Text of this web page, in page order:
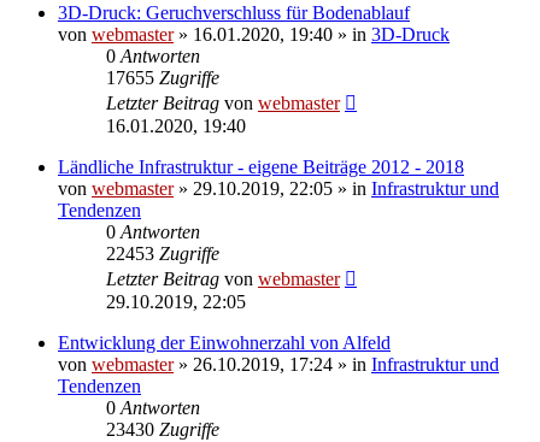
3D-Druck: Geruchverschluss für Bodenablauf
von webmaster» 16.01.2020, 19:40 » in 3D-Druck
0 Antworten
17655 Zugriffe
Letzter Beitrag von webmaster
16.01.2020, 19:40
Ländliche Infrastruktur - eigene Beiträge 2012 - 2018
von webmaster» 29.10.2019, 22:05 » in Infrastruktur und
Tendenzen
0 Antworten
22453 Zugriffe
Letzter Beitrag von webmaster
29.10.2019, 22:05
Entwicklung der Einwohnerzahl von Alfeld
von webmaster» 26.10.2019, 17:24 » in Infrastruktur und
Tendenzen
0 Antworten
23430 Zugriffe